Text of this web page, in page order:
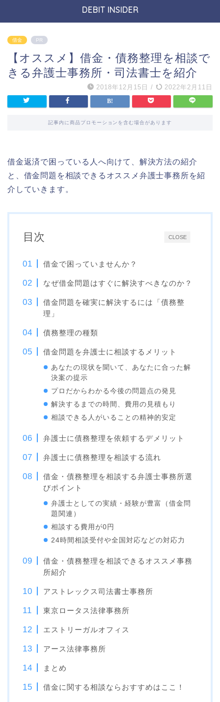
DEBIT INSIDER
借金 PR
【オススメ】借金・債務整理を相談で
きる弁護士事務所・司法書士を紹介
2018年12月15日 / 2022年2月11日
記事内に商品プロモーションを含む場合があります
借金返済で困っている人へ向けて、解決方法の紹介
と、借金問題を相談できるオススメ弁護士事務所を紹
介していきます。
CLOSE
目次
借金で困っていませんか？
なぜ借金問題はすぐに解決すべきなのか？
借金問題を確実に解決するには「債務整
理」
債務整理の種類
借金問題を弁護士に相談するメリット
あなたの現状を聞いて、あなたに合った解
決案の提示
プロだからわかる今後の問題点の発見
解決するまでの時間、費用の見積もり
相談できる人がいることの精神的安定
弁護士に債務整理を依頼するデメリット
弁護士に債務整理を相談する流れ
借金・債務整理を相談する弁護士事務所選
びポイント
弁護士としての実績・経験が豊富（借金問
題関連）
相談する費用が0円
24時間相談受付や全国対応などの対応力
借金・債務整理を相談できるオススメ事務
所紹介
アストレックス司法書士事務所
東京ロータス法律事務所
エストリーガルオフィス
アース法律事務所
まとめ
借金に関する相談ならおすすめはここ！